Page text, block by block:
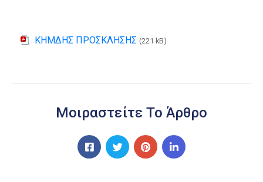
ΚΗΜΔΗΣ ΠΡΟΣΚΛΗΣΗΣ (221 kB)
Μοιραστείτε Το Άρθρο